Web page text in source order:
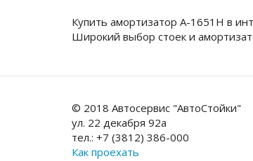
Купить амортизатор A-1651H в
Широкий выбор стоек и
© 2018 Автосервис "АвтоСтойки"
ул. 22 декабря 92а
тел.: +7 (3812) 386-000
Как проехать